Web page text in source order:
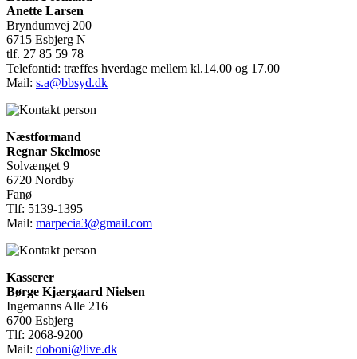
Anette Larsen
Bryndumvej 200
6715 Esbjerg N
tlf. 27 85 59 78
Telefontid: træffes hverdage mellem kl.14.00 og 17.00
Mail: s.a@bbsyd.dk
Næstformand
Regnar Skelmose
Solvænget 9
6720 Nordby
Fanø
Tlf: 5139-1395
Mail: marpecia3@gmail.com
Kasserer
Børge Kjærgaard Nielsen
Ingemanns Alle 216
6700 Esbjerg
Tlf: 2068-9200
Mail: doboni@live.dk